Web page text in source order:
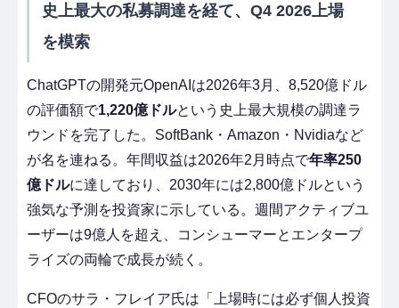
史上最大の私募調達を経て、Q4 2026上場
を模索
ChatGPTの開発元OpenAIは2026年3月、8,520億ドル
の評価額で1,220億ドルという史上最大規模の調達ラ
ウンドを完了した。SoftBank・Amazon・Nvidiaなど
が名を連ねる。年間収益は2026年2月時点で年率250
億ドルに達しており、2030年には2,800億ドルという
強気な予測を投資家に示している。週間アクティブユ
ーザーは9億人を超え、コンシューマーとエンタープ
ライズの両輪で成長が続く。
CFOのサラ・フレイア氏は「上場時には必ず個人投資